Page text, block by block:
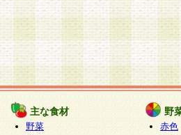
主な食材
野菜
野
赤色